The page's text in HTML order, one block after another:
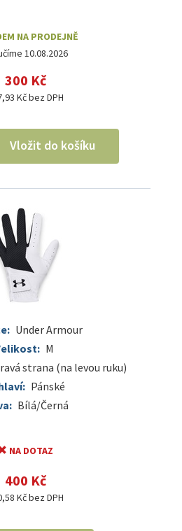
NA PRODEJNĚ
10.08.2026
300 Kč
Kč bez DPH
Vložit do košíku
Under Armour
M
strana (na levou ruku)
Pánské
Bílá/Černá
NA DOTAZ
400 Kč
Kč bez DPH